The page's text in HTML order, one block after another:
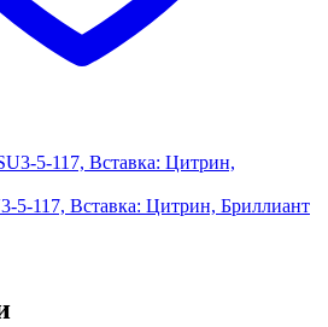
5-117, Вставка: Цитрин, Бриллиант